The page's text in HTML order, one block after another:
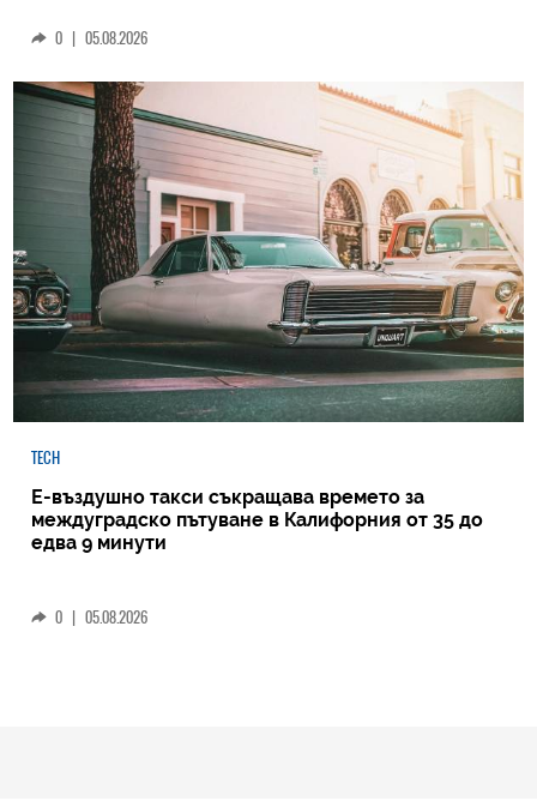
0 | 05.08.2026
TECH
Е-въздушно такси съкращава времето за
междуградско пътуване в Калифорния от 35 до
едва 9 минути
0 | 05.08.2026